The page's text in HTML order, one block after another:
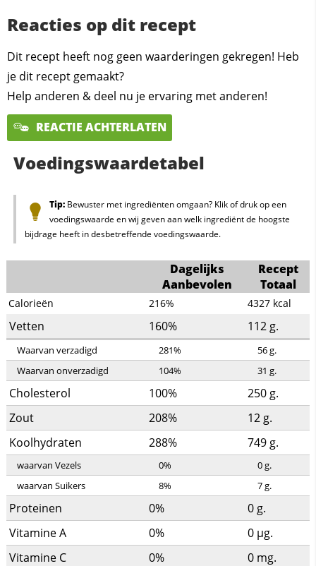
Reacties op dit recept
Dit recept heeft nog geen waarderingen gekregen! Heb
je dit recept gemaakt?
Help anderen & deel nu je ervaring met anderen!
REACTIE ACHTERLATEN
Voedingswaardetabel
Tip:Bewuster met ingrediënten omgaan? Klik of druk op een
voedingswaarde en wij geven aan welk ingrediënt de hoogste
bijdrage heeft in desbetreffende voedingswaarde.
Dagelijks
Aanbevolen
Recept
Totaal
Calorieën 216% 4327 kcal
Vetten 160% 112 g.
Waarvan verzadigd 281% 56g.
Waarvan onverzadigd
104% 31 g.
Cholesterol 100% 250 g.
Zout
208% 12 g.
Koolhydraten
288% 749 g.
waarvan Vezels 0% 0g.
waarvan Suikers
8% 7g.
Proteinen 0% 0 g.
Vitamine A
0% 0 µg.
Vitamine C
0% 0 mg.